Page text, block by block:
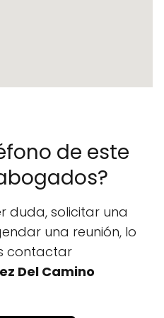
de este
duda, solicitar una
una reunión, lo
contactar
Del Camino